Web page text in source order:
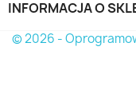
INFORMACJA O
© 2026 -